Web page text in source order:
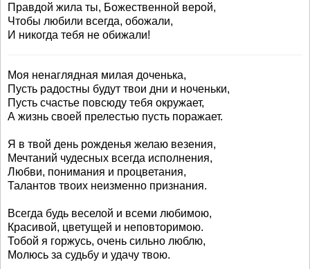
Правдой жила ты, Божественной верой,
Чтобы любили всегда, обожали,
И никогда тебя не обижали!
Моя ненаглядная милая доченька,
Пусть радостны будут твои дни и ноченьки,
Пусть счастье повсюду тебя окружает,
А жизнь своей прелестью пусть поражает.
Я в твой день рожденья желаю везения,
Мечтаний чудесных всегда исполнения,
Любви, понимания и процветания,
Талантов твоих неизменно признания.
Всегда будь веселой и всеми любимою,
Красивой, цветущей и неповторимою.
Тобой я горжусь, очень сильно люблю,
Молюсь за судьбу и удачу твою.